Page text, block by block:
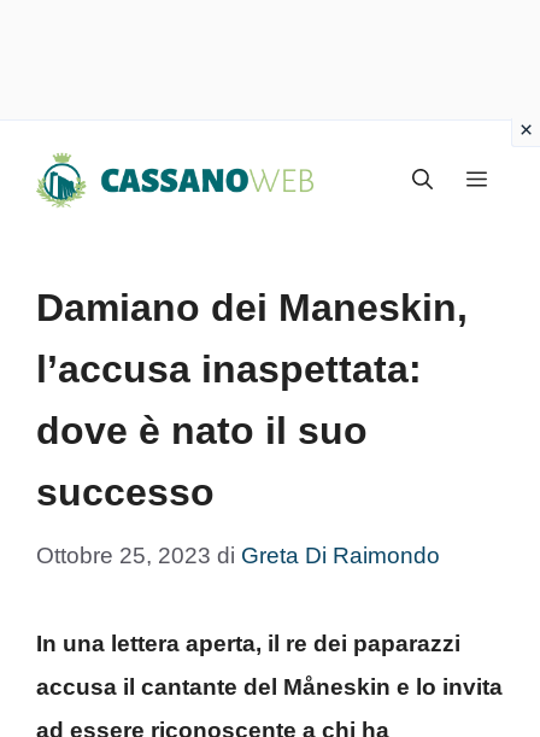
Menu
Damiano dei Maneskin,
l’accusa inaspettata:
dove è nato il suo
successo
Ottobre 25, 2023 di Greta Di Raimondo
In una lettera aperta, il re dei paparazzi
accusa il cantante del Måneskin e lo invita
ad essere riconoscente a chi ha